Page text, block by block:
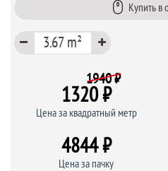
Купить в
1940 ₽
1320 ₽
Цена за квадратный метр
4844 ₽
Цена за пачку